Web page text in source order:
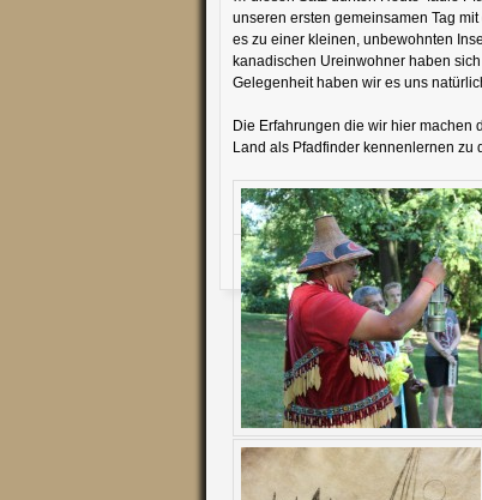
unseren ersten gemeinsamen Tag
es zu einer kleinen, unbewohnten
kanadischen Ureinwohner haben
Gelegenheit haben wir es uns
Die Erfahrungen die wir hier machen
Land als Pfadfinder kennenlernen zu